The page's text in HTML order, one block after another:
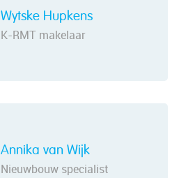
Wytske Hupkens
K-RMT makelaar
Annika van Wijk
Nieuwbouw specialist